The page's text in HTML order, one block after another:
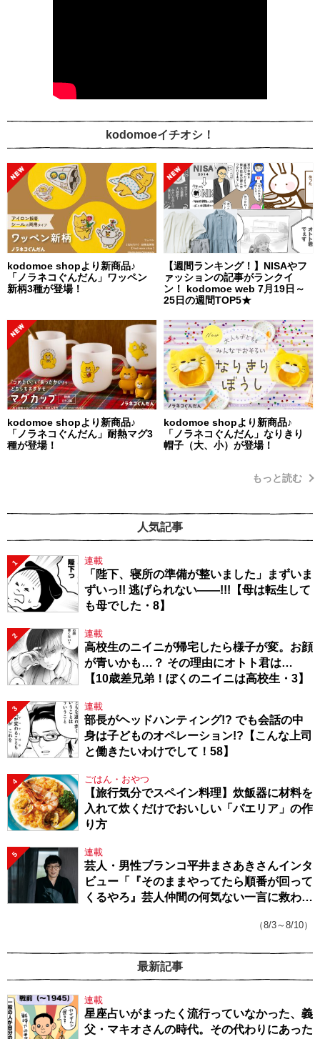
kodomoeイチオシ！
kodomoe shopより新商品♪
「ノラネコぐんだん」ワッペン
新柄3種が登場！
【週間ランキング！】NISAやフ
ァッションの記事がランクイ
ン！ kodomoe web 7月19日～
25日の週間TOP5★
kodomoe shopより新商品♪
「ノラネコぐんだん」耐熱マグ3
種が登場！
kodomoe shopより新商品♪
「ノラネコぐんだん」なりきり
帽子（大、小）が登場！
もっと読む
人気記事
1 連載
「陛下、寝所の準備が整いました」まずいま
ずいっ!! 逃げられない――!!!【母は転生して
も母でした・8】
2 連載
高校生のニイニが帰宅したら様子が変。お顔
が青いかも…？ その理由にオトト君は…
【10歳差兄弟！ぼくのニイニは高校生・3】
3 連載
部長がヘッドハンティング!? でも会話の中
身は子どものオペレーション!?【こんな上司
と働きたいわけでして！58】
4 ごはん・おやつ
【旅行気分でスペイン料理】炊飯器に材料を
入れて炊くだけでおいしい「パエリア」の作
り方
5 連載
芸人・男性ブランコ平井まさあきさんインタ
ビュー「『そのままやってたら順番が回って
くるやろ』芸人仲間の何気ない一言に救われ
（8/3～8/10）
最新記事
連載
星座占いがまったく流行っていなかった、義
父・マキオさんの時代。その代わりにあった